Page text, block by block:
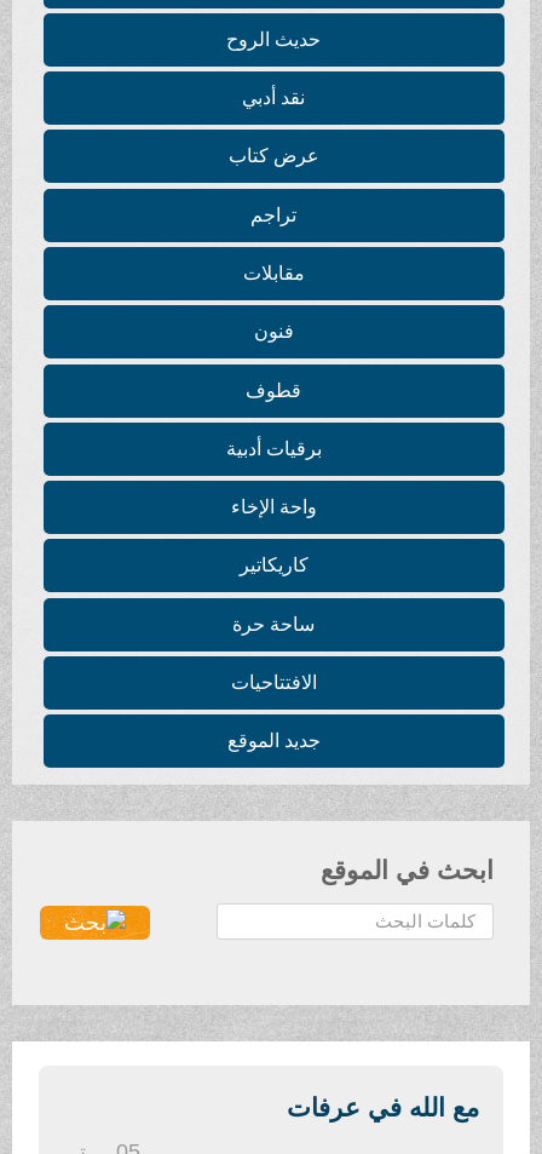
حديث الروح
نقد أدبي
عرض كتاب
تراجم
مقابلات
فنون
قطوف
برقيات أدبية
واحة الإخاء
كاريكاتير
ساحة حرة
الافتتاحيات
جديد الموقع
ابحث في الموقع
ح
ث
مع الله في عرفات